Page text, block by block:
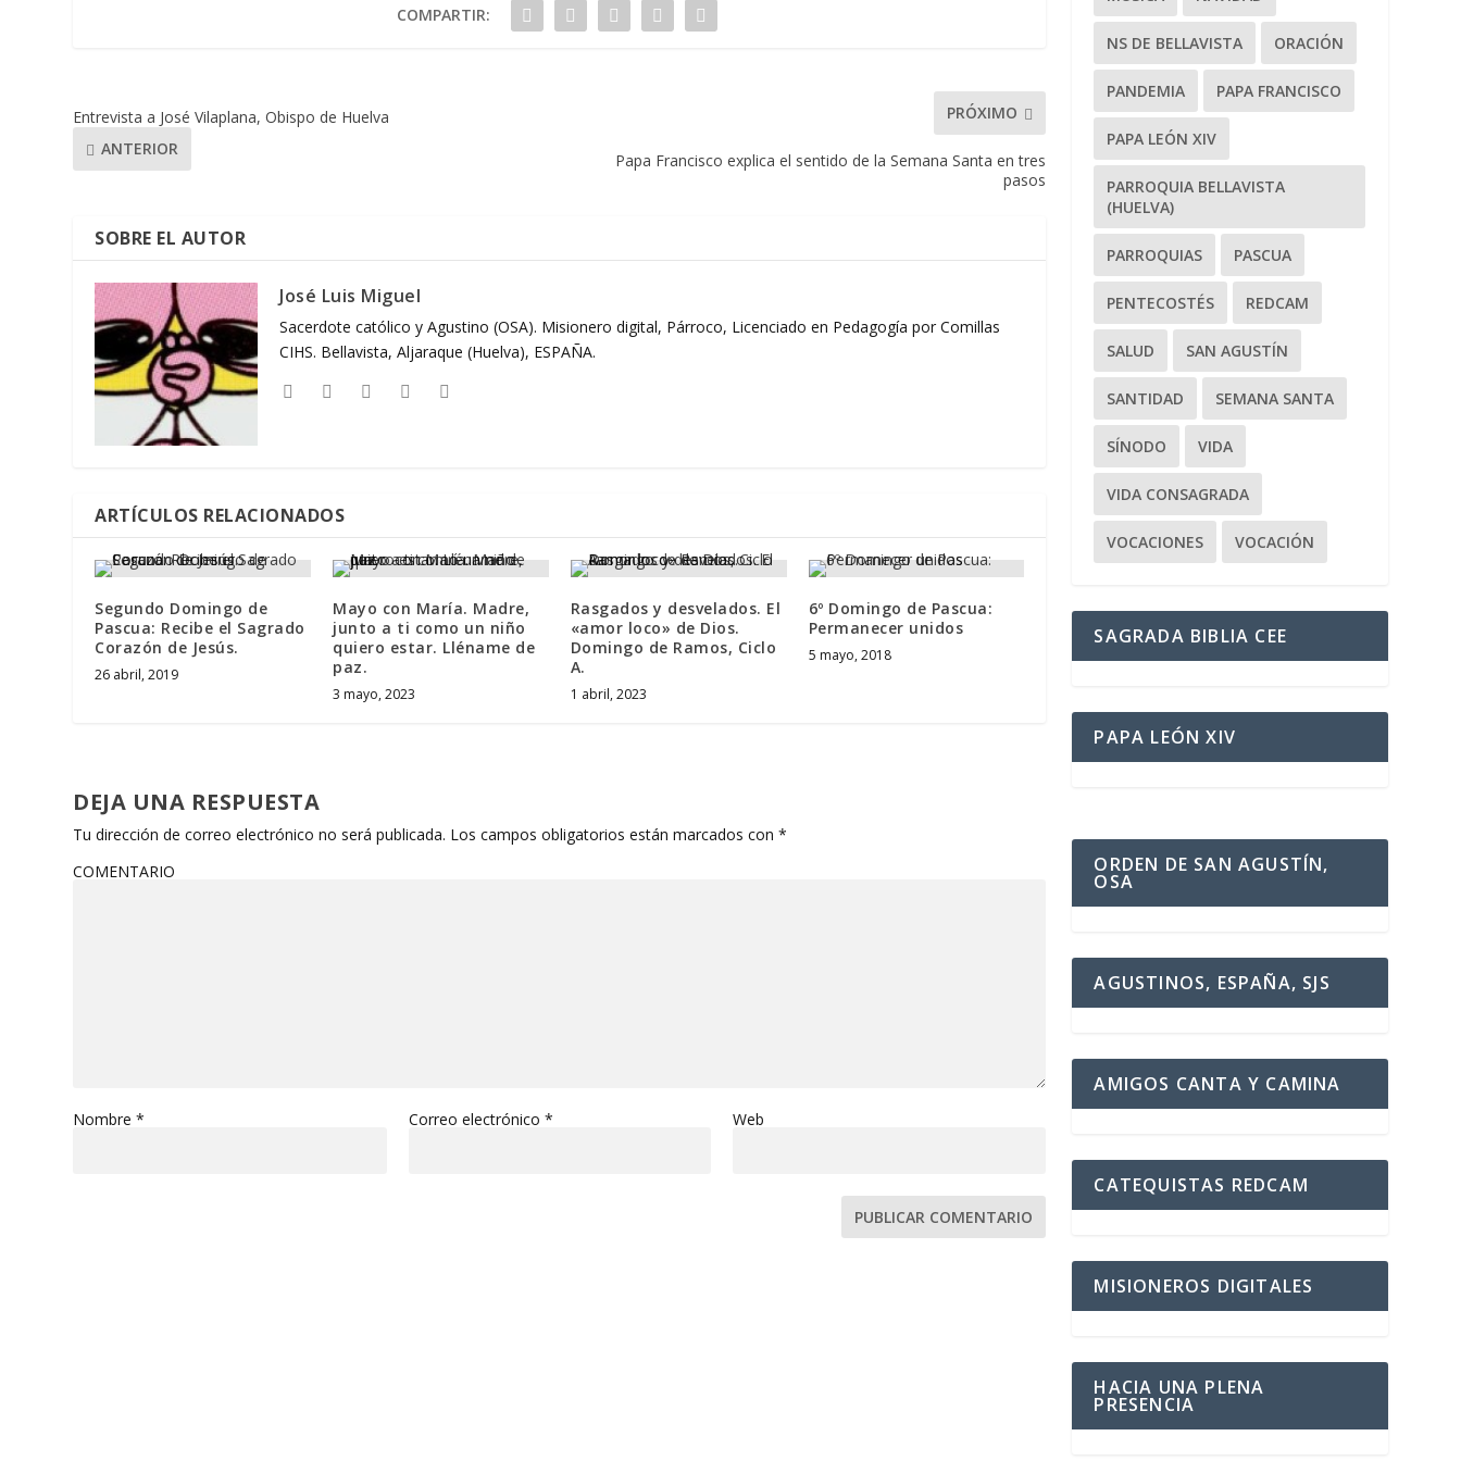
COMPARTIR:
Entrevista a José Vilaplana, Obispo de Huelva
ANTERIOR
PRÓXIMO
Papa Francisco explica el sentido de la Semana Santa en tres
pasos
SOBRE EL AUTOR
José Luis Miguel
Sacerdote católico y Agustino (OSA). Misionero digital, Párroco, Licenciado en Pedagogía por Comillas
CIHS. Bellavista, Aljaraque (Huelva), ESPAÑA.
ARTÍCULOS RELACIONADOS
Segundo Domingo de
Pascua: Recibe el Sagrado
Corazón de Jesús.
26 abril, 2019
Mayo con María. Madre,
junto a ti como un niño
quiero estar. Lléname de
paz.
3 mayo, 2023
Rasgados y desvelados. El
«amor loco» de Dios.
Domingo de Ramos, Ciclo
A.
1 abril, 2023
6º Domingo de Pascua:
Permanecer unidos
5 mayo, 2018
DEJA UNA RESPUESTA
Tu dirección de correo electrónico no será publicada. Los campos obligatorios están marcados con*
COMENTARIO
Nombre* Correo electrónico * Web
NS DE BELLAVISTA ORACIÓN
PANDEMIA PAPA FRANCISCO
PAPA LEÓN XIV
PARROQUIA BELLAVISTA
(HUELVA)
PARROQUIAS PASCUA
PENTECOSTÉS REDCAM
SALUD SAN AGUSTÍN
SANTIDAD SEMANA SANTA
SÍNODO VIDA
VIDA CONSAGRADA
VOCACIONES VOCACIÓN
SAGRADA BIBLIA CEE
PAPA LEÓN XIV
ORDEN DE SAN AGUSTÍN,
OSA
AGUSTINOS, ESPAÑA, SJS
AMIGOS CANTA Y CAMINA
CATEQUISTAS REDCAM
MISIONEROS DIGITALES
HACIA UNA PLENA
PRESENCIA